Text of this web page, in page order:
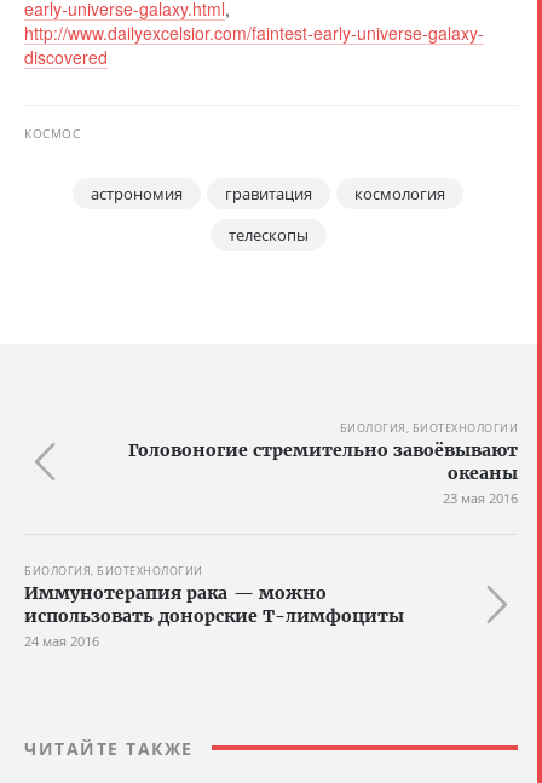
early-universe-galaxy.html,
http://www.dailyexcelsior.com/faintest-early-universe-galaxy-
discovered
КОСМОС
астрономия гравитация
космология
телескопы
БИОЛОГИЯ, БИОТЕХНОЛОГИИ
Головоногие стремительно завоёвывают
океаны
23 мая 2016
БИОЛОГИЯ, БИОТЕХНОЛОГИИ
Иммунотерапия рака — можно
использовать донорские Т-лимфоциты
24 мая 2016
ЧИТАЙТЕ ТАКЖЕ